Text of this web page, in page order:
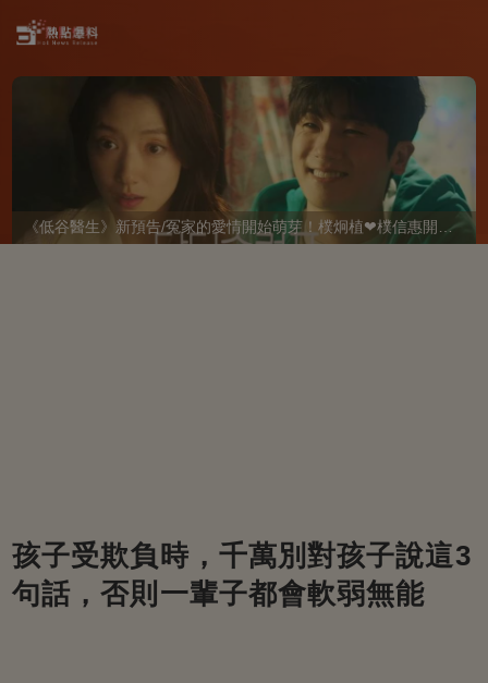
《低谷醫生》新預告/冤家的愛情開始萌芽！樸炯植❤樸信惠開啓「同居生活」互相共鳴、安慰~
孩子受欺負時，千萬別對孩子說這3
句話，否則一輩子都會軟弱無能